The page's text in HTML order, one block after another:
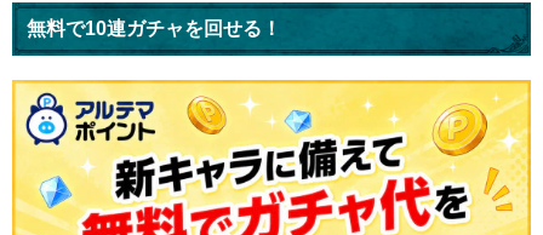
無料で10連ガチャを回せる！